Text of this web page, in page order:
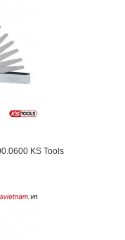
KS Tools